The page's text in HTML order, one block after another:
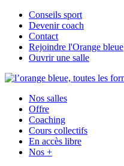
Conseils sport
Devenir coach
Contact
Rejoindre l'Orange bleue
Ouvrir une salle
Nos salles
Offre
Coaching
Cours collectifs
En accès libre
Nos +